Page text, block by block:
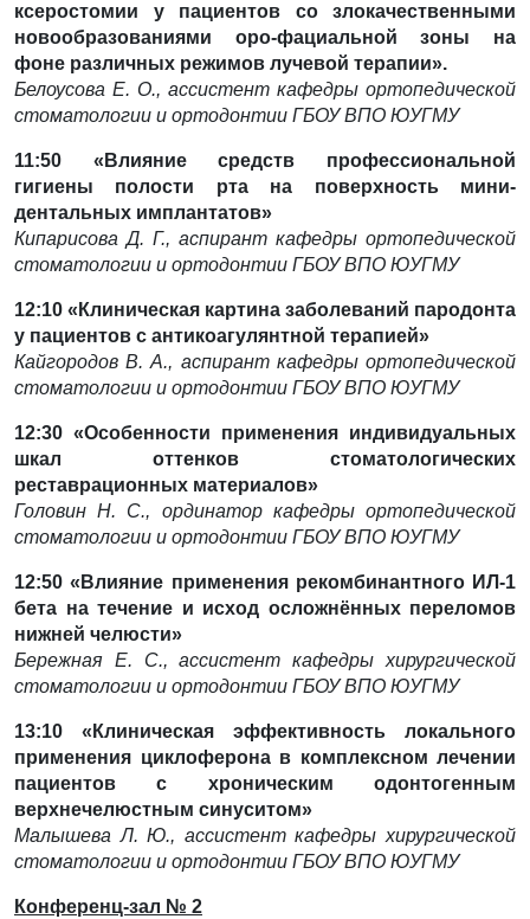
ксеростомии у пациентов со злокачественными
новообразованиями оро-фациальной зоны на
фоне различных режимов лучевой терапии».
Белоусова Е. О., ассистент кафедры ортопедической
стоматологии и ортодонтии ГБОУ ВПО ЮУГМУ
11:50 «Влияние средств профессиональной
гигиены полости рта на поверхность мини-
дентальных имплантатов»
Кипарисова Д. Г., аспирант кафедры ортопедической
стоматологии и ортодонтии ГБОУ ВПО ЮУГМУ
12:10 «Клиническая картина заболеваний пародонта
у пациентов с антикоагулянтной терапией»
Кайгородов В. А., аспирант кафедры ортопедической
стоматологии и ортодонтии ГБОУ ВПО ЮУГМУ
12:30 «Особенности применения индивидуальных
шкал оттенков стоматологических
реставрационных материалов»
Головин Н. С., ординатор кафедры ортопедической
стоматологии и ортодонтии ГБОУ ВПО ЮУГМУ
12:50 «Влияние применения рекомбинантного ИЛ-1
бета на течение и исход осложнённых переломов
нижней челюсти»
Бережная Е. С., ассистент кафедры хирургической
стоматологии и ортодонтии ГБОУ ВПО ЮУГМУ
13:10 «Клиническая эффективность локального
применения циклоферона в комплексном лечении
пациентов с хроническим одонтогенным
верхнечелюстным синуситом»
Малышева Л. Ю., ассистент кафедры хирургической
стоматологии и ортодонтии ГБОУ ВПО ЮУГМУ
Конференц-зал № 2